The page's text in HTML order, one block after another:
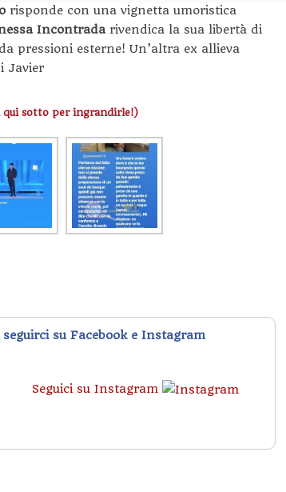
risponde con una vignetta umoristica
Incontrada rivendica la sua libertà di
pressioni esterne! Un’altra ex allieva
Javier
qui sotto per ingrandirle!)
su Facebook e Instagram
Seguici su Instagram